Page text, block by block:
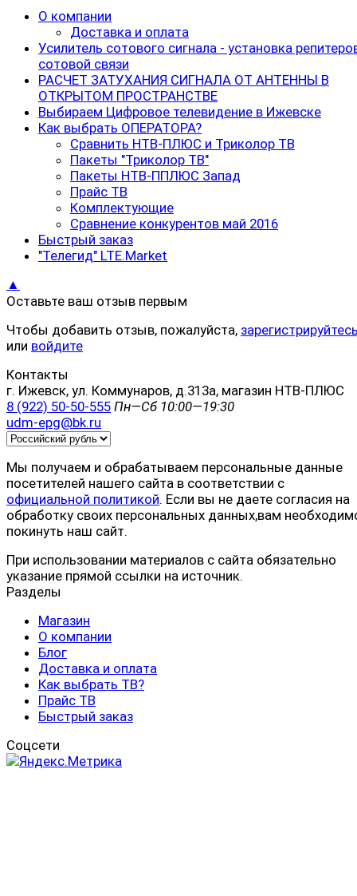
О компании
Доставка и оплата
Усилитель сотового сигнала - установка
сотовой связи
РАСЧЕТ ЗАТУХАНИЯ СИГНАЛА ОТ АНТЕННЫ В
ОТКРЫТОМ ПРОСТРАНСТВЕ
Выбираем Цифровое телевидение в Ижевске
Как выбрать ОПЕРАТОРА?
Cравнить НТВ-ПЛЮС и Триколор ТВ
Пакеты "Триколор ТВ"
Пакеты НТВ-ППЛЮС Запад
Прайс ТВ
Комплектующие
Сравнение конкурентов май 2016
Быстрый заказ
"Телегид" LTE.Market
▲
Оставьте ваш отзыв первым
Чтобы добавить отзыв, пожалуйста,
или войдите
Контакты
г. Ижевск, ул. Коммунаров, д.313а, магазин НТВ-ПЛЮС
8 (922) 50-50-555 Пн—Сб 10:00—19:30
udm-epg@bk.ru
Мы получаем и обрабатываем персональные данные
посетителей нашего сайта в соответствии с
официальной политикой. Если вы не даете согласия на
обработку своих персональных данных,вам
покинуть наш сайт.
При использовании материалов с сайта обязательно
указание прямой ссылки на источник.
Разделы
Магазин
О компании
Блог
Доставка и оплата
Как выбрать ТВ?
Прайс ТВ
Быстрый заказ
Соцсети